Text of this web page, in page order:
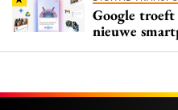
Google
nieuwe